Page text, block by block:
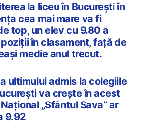
la liceu în București în
cea mai mare va fi
top, un elev cu 9.80 a
în clasament, față de
medie anul trecut.
ultimului admis la colegiile
va crește în acest
„Sfântul Sava” ar
9.92